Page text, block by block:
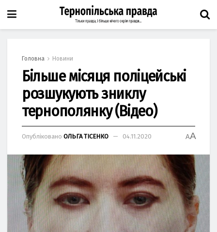
Головна Новини
Більше місяця поліцейські
розшукують зниклу
тернополянку (Відео)
Опубліковано ОЛЬГА ТІСЕНКО 04.11.2020 AA